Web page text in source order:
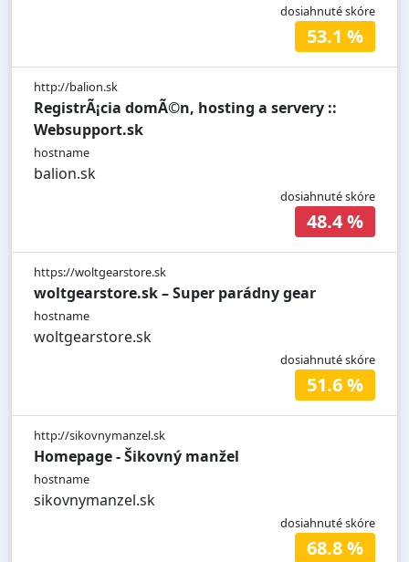
dosiahnuté skóre
53.1 %
http://balion.sk
RegistrÃ¡cia domÃ©n, hosting a servery ::
Websupport.sk
hostname
balion.sk
dosiahnuté skóre
48.4 %
https://woltgearstore.sk
woltgearstore.sk – Super parádny gear
hostname
woltgearstore.sk
dosiahnuté skóre
51.6 %
http://sikovnymanzel.sk
Homepage - Šikovný manžel
hostname
sikovnymanzel.sk
dosiahnuté skóre
68.8 %